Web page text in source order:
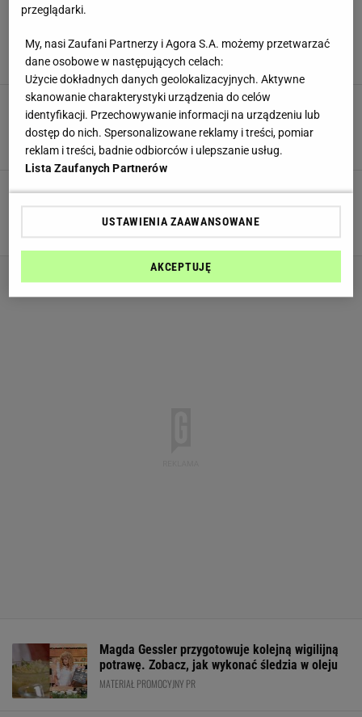
na... rybne faworki
MATERIAŁ PROMOCYJNY PR
Magda Gessler zaskoczyła swoim kolejnym
przepisem. Tym razem padło na barszcz...
grzybowy. Jak go przygotować na święta?
MATERIAŁ PROMOCYJNY PR
Magda Gessler zdradza, jak zrobić domowy
majonez, który wykorzystamy do przygotowania
świątecznych śledzi
MATERIAŁ PROMOCYJNY PR
Magda Gessler przygotowuje kolejną wigilijną
potrawę. Zobacz, jak wykonać śledzia w oleju
MATERIAŁ PROMOCYJNY PR
przeglądarki.
My, nasi Zaufani Partnerzy i Agora S.A. możemy przetwarzać
dane osobowe w następujących celach:
Użycie dokładnych danych geolokalizacyjnych. Aktywne
skanowanie charakterystyki urządzenia do celów
identyfikacji. Przechowywanie informacji na urządzeniu lub
dostęp do nich. Spersonalizowane reklamy i treści, pomiar
reklam i treści, badnie odbiorców i ulepszanie usług.
Lista Zaufanych Partnerów
USTAWIENIA ZAAWANSOWANE
AKCEPTUJĘ